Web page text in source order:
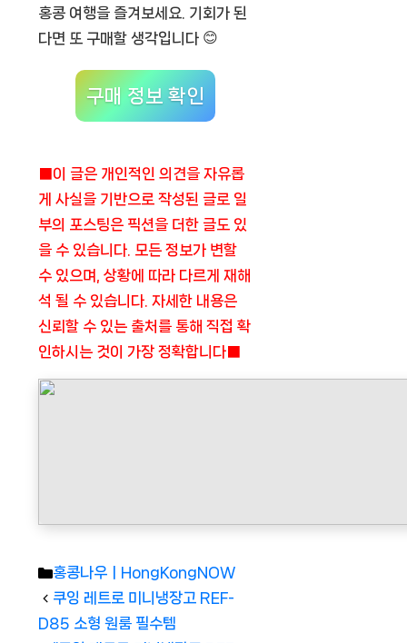
홍콩 여행을 즐겨보세요. 기회가 된
다면 또 구매할 생각입니다 😊
구매 정보 확인
■이 글은 개인적인 의견을 자유롭
게 사실을 기반으로 작성된 글로 일
부의 포스팅은 픽션을 더한 글도 있
을 수 있습니다. 모든 정보가 변할
수 있으며, 상황에 따라 다르게 재해
석 될 수 있습니다. 자세한 내용은
신뢰할 수 있는 출처를 통해 직접 확
인하시는 것이 가장 정확합니다■
Categories
홍콩나우ㅣHongKongNOW
쿠잉 레트로 미니냉장고 REF-
D85 소형 원룸 필수템